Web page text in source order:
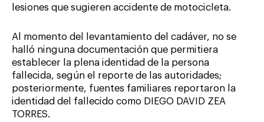
lesiones que sugieren accidente de motocicleta.
Al momento del levantamiento del cadáver, no se
halló ninguna documentación que permitiera
establecer la plena identidad de la persona
fallecida, según el reporte de las autoridades;
posteriormente, fuentes familiares reportaron la
identidad del fallecido como DIEGO DAVID ZEA
TORRES.